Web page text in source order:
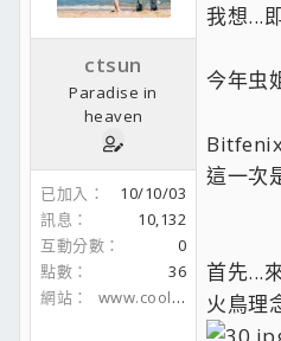
ctsun
Paradise in
heaven
已加入
10/10/03
訊息
10,132
互動分數
0
點數
36
網站
www.coolaler.com
我想...
今年虫
這一次
首先...
火鳥理